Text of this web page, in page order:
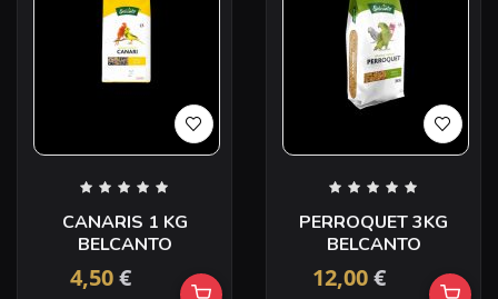
CANARIS 1 KG
BELCANTO
4,50€
PERROQUET 3KG
BELCANTO
12,00€